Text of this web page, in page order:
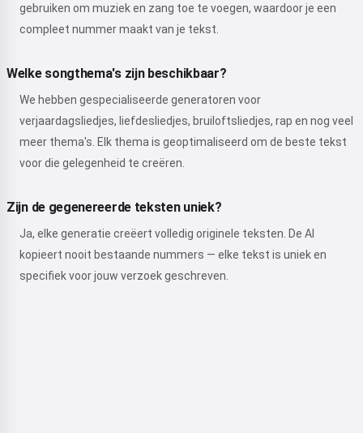
gebruiken om muziek en zang toe te voegen, waardoor je een
compleet nummer maakt van je tekst.
Welke songthema's zijn beschikbaar?
We hebben gespecialiseerde generatoren voor
verjaardagsliedjes, liefdesliedjes, bruiloftsliedjes, rap en nog veel
meer thema's. Elk thema is geoptimaliseerd om de beste tekst
voor die gelegenheid te creëren.
Zijn de gegenereerde teksten uniek?
Ja, elke generatie creëert volledig originele teksten. De AI
kopieert nooit bestaande nummers — elke tekst is uniek en
specifiek voor jouw verzoek geschreven.